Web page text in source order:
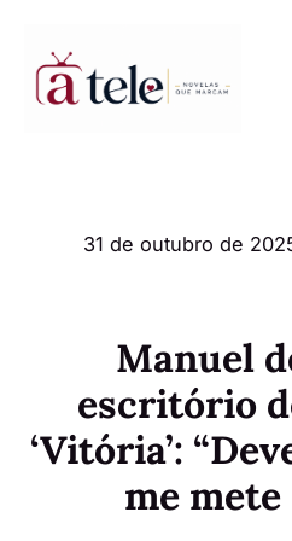
31 de outubro de
Manuel
escritório
‘Vitória’:
me mete